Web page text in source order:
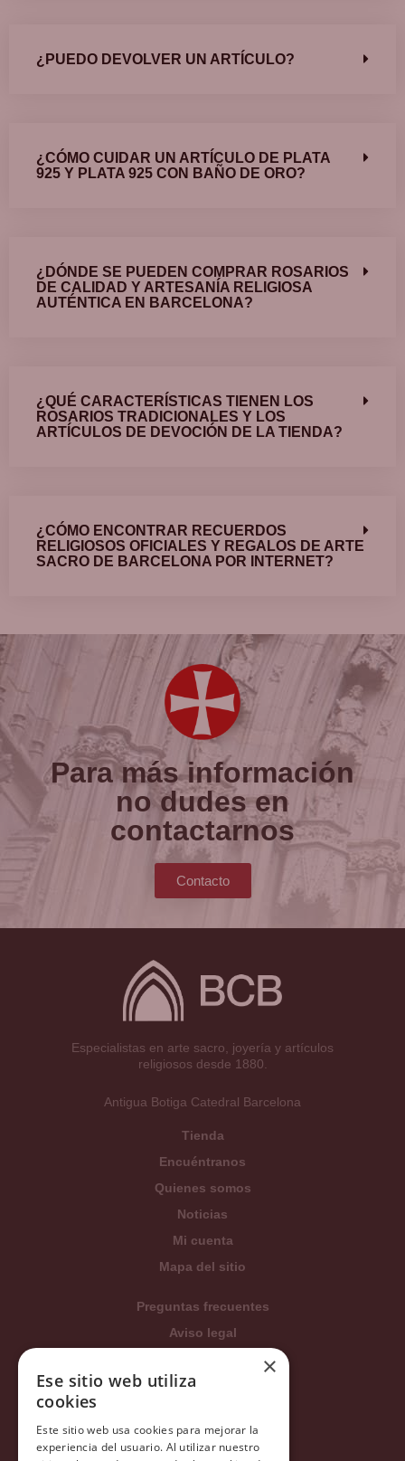
¿PUEDO DEVOLVER UN ARTÍCULO?
¿CÓMO CUIDAR UN ARTÍCULO DE PLATA
925 Y PLATA 925 CON BAÑO DE ORO?
¿DÓNDE SE PUEDEN COMPRAR ROSARIOS
DE CALIDAD Y ARTESANÍA RELIGIOSA
AUTÉNTICA EN BARCELONA?
¿QUÉ CARACTERÍSTICAS TIENEN LOS
ROSARIOS TRADICIONALES Y LOS
ARTÍCULOS DE DEVOCIÓN DE LA TIENDA?
¿CÓMO ENCONTRAR RECUERDOS
RELIGIOSOS OFICIALES Y REGALOS DE ARTE
SACRO DE BARCELONA POR INTERNET?
Para más información
no dudes en
contactarnos
Contacto
Especialistas en arte sacro, joyería y artículos
religiosos desde 1880.
Antigua Botiga Catedral Barcelona
Tienda
Encuéntranos
Quienes somos
Noticias
Mi cuenta
Mapa del sitio
Preguntas frecuentes
Aviso legal
Condiciones generales
Política de privacidad
Política Integrada
×
Ese sitio web utiliza
cookies
Este sitio web usa cookies para mejorar la
experiencia del usuario. Al utilizar nuestro